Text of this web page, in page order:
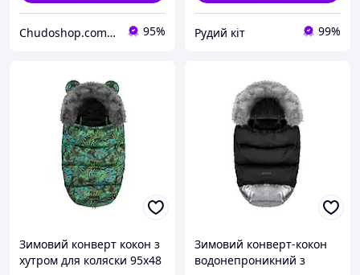
Chudoshop.com.ua 95% Рудий кіт 99%
Зимовий конверт кокон з
хутром для коляски 95х48
Зимовий конверт-кокон
водонепроникний з